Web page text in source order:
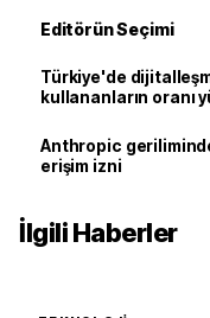
Editörün Seçimi
Türkiye'de
kullananların oranı
Anthropic geriliminde
erişim izni
İlgili Haberler